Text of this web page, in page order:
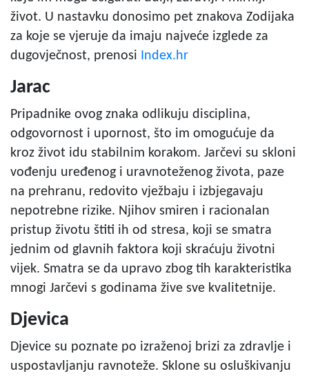
život. U nastavku donosimo pet znakova Zodijaka
za koje se vjeruje da imaju najveće izglede za
dugovječnost, prenosi Index.hr
Jarac
Pripadnike ovog znaka odlikuju disciplina,
odgovornost i upornost, što im omogućuje da
kroz život idu stabilnim korakom. Jarčevi su skloni
vođenju uređenog i uravnoteženog života, paze
na prehranu, redovito vježbaju i izbjegavaju
nepotrebne rizike. Njihov smiren i racionalan
pristup životu štiti ih od stresa, koji se smatra
jednim od glavnih faktora koji skraćuju životni
vijek. Smatra se da upravo zbog tih karakteristika
mnogi Jarčevi s godinama žive sve kvalitetnije.
Djevica
Djevice su poznate po izraženoj brizi za zdravlje i
uspostavljanju ravnoteže. Sklone su osluškivanju